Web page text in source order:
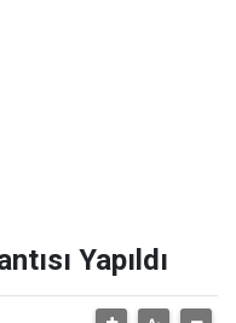
Yapıldı